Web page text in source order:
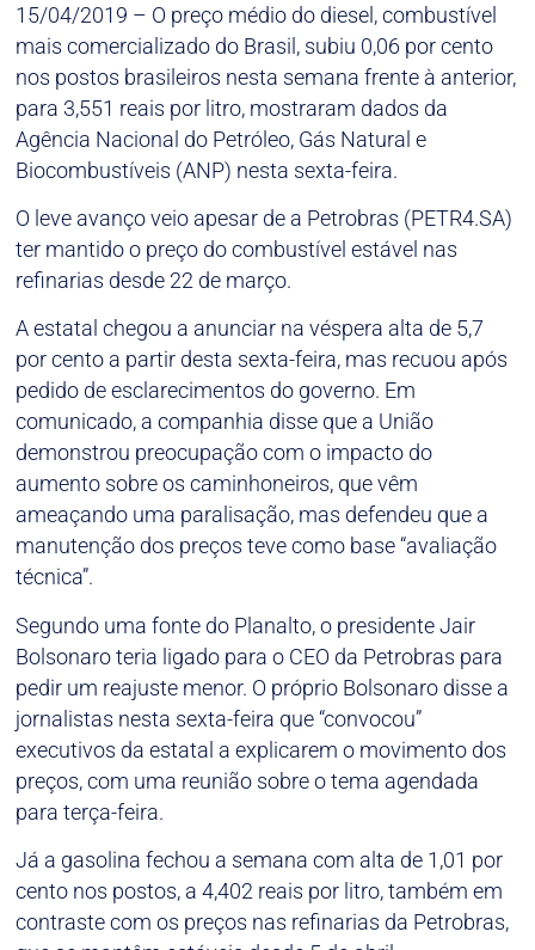
15/04/2019 – O preço médio do diesel, combustível
mais comercializado do Brasil, subiu 0,06 por cento
nos postos brasileiros nesta semana frente à anterior,
para 3,551 reais por litro, mostraram dados da
Agência Nacional do Petróleo, Gás Natural e
Biocombustíveis (ANP) nesta sexta-feira.
O leve avanço veio apesar de a Petrobras (PETR4.SA)
ter mantido o preço do combustível estável nas
refinarias desde 22 de março.
A estatal chegou a anunciar na véspera alta de 5,7
por cento a partir desta sexta-feira, mas recuou após
pedido de esclarecimentos do governo. Em
comunicado, a companhia disse que a União
demonstrou preocupação com o impacto do
aumento sobre os caminhoneiros, que vêm
ameaçando uma paralisação, mas defendeu que a
manutenção dos preços teve como base “avaliação
técnica”.
Segundo uma fonte do Planalto, o presidente Jair
Bolsonaro teria ligado para o CEO da Petrobras para
pedir um reajuste menor. O próprio Bolsonaro disse a
jornalistas nesta sexta-feira que “convocou”
executivos da estatal a explicarem o movimento dos
preços, com uma reunião sobre o tema agendada
para terça-feira.
Já a gasolina fechou a semana com alta de 1,01 por
cento nos postos, a 4,402 reais por litro, também em
contraste com os preços nas refinarias da Petrobras,